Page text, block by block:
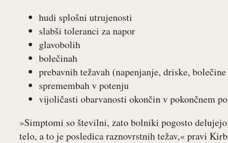
hudi splošni utrujenosti
slabši toleranci za napor
glavobolih
bolečinah
prebavnih težavah (napenjanje, driske,
spremembah v potenju
vijoličasti obarvanosti okončin v pokončnem
»Simptomi so številni, zato bolniki pogosto
telo, a to je posledica raznovrstnih težav,« pravi